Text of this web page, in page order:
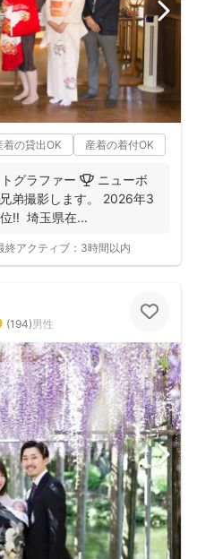
着の貸出OK 産着の着付OK
グラファー 🏆 ニューボ
弟撮影します。 2026年3
‼️ 埼玉県在...
終アクティブ： 3時間以内
(194)男性